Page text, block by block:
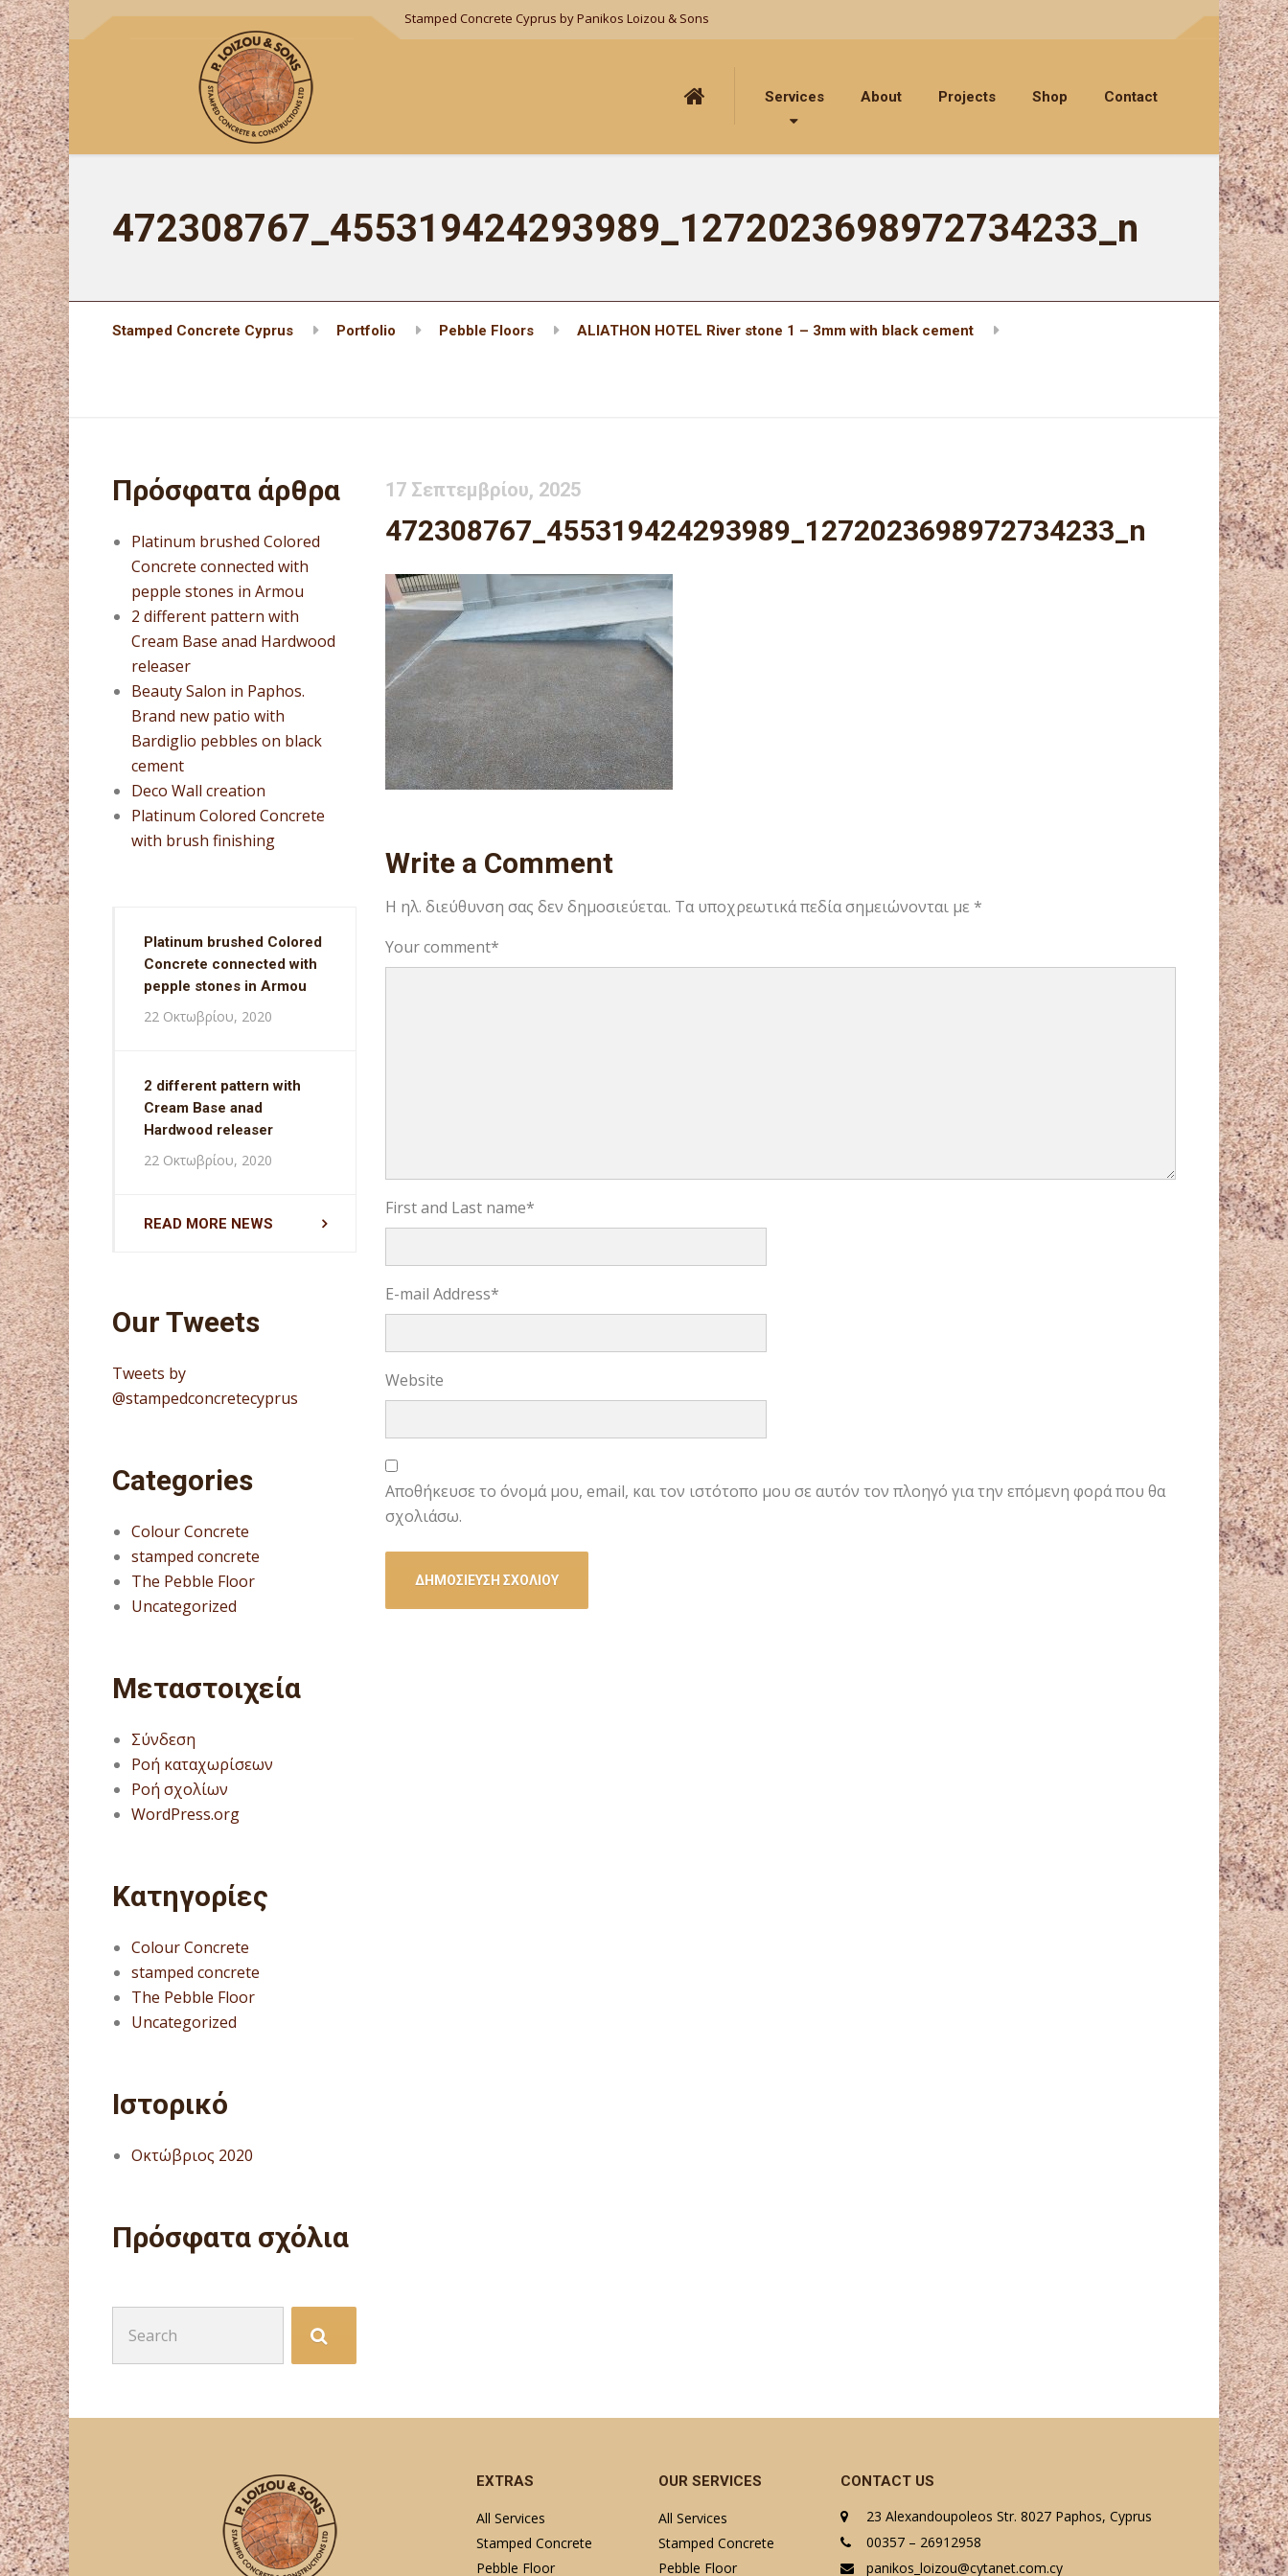
Stamped Concrete Cyprus by Panikos Loizou & Sons
Services About Projects Shop Contact
472308767_455319424293989_1272023698972734233_n
Stamped Concrete Cyprus Portfolio Pebble Floors ALIATHON HOTEL River stone 1 – 3mm with black cement
17 Σεπτεμβρίου, 2025
472308767_455319424293989_1272023698972734233_n
Write a Comment
Η ηλ. διεύθυνση σας δεν δημοσιεύεται. Τα υποχρεωτικά πεδία σημειώνονται με *
Your comment*
First and Last name*
E-mail Address*
Website
Αποθήκευσε το όνομά μου, email, και τον ιστότοπο μου σε αυτόν τον πλοηγό για την επόμενη φορά που θα
σχολιάσω.
Πρόσφατα άρθρα
Platinum brushed Colored
Concrete connected with
pepple stones in Armou
2 different pattern with
Cream Base anad Hardwood
releaser
Beauty Salon in Paphos.
Brand new patio with
Bardiglio pebbles on black
cement
Deco Wall creation
Platinum Colored Concrete
with brush finishing
Platinum brushed Colored
Concrete connected with
pepple stones in Armou
22 Οκτωβρίου, 2020
2 different pattern with
Cream Base anad
Hardwood releaser
22 Οκτωβρίου, 2020
READ MORE NEWS
Our Tweets
Tweets by
@stampedconcretecyprus
Categories
Colour Concrete
stamped concrete
The Pebble Floor
Uncategorized
Μεταστοιχεία
Σύνδεση
Ροή καταχωρίσεων
Ροή σχολίων
WordPress.org
Kατηγορίες
Colour Concrete
stamped concrete
The Pebble Floor
Uncategorized
Ιστορικό
Οκτώβριος 2020
Πρόσφατα σχόλια
for:
EXTRAS
All Services
Stamped Concrete
Pebble Floor
OUR SERVICES
All Services
Stamped Concrete
Pebble Floor
CONTACT US
23 Alexandoupoleos Str. 8027 Paphos, Cyprus
00357 – 26912958
panikos_loizou@cytanet.com.cy